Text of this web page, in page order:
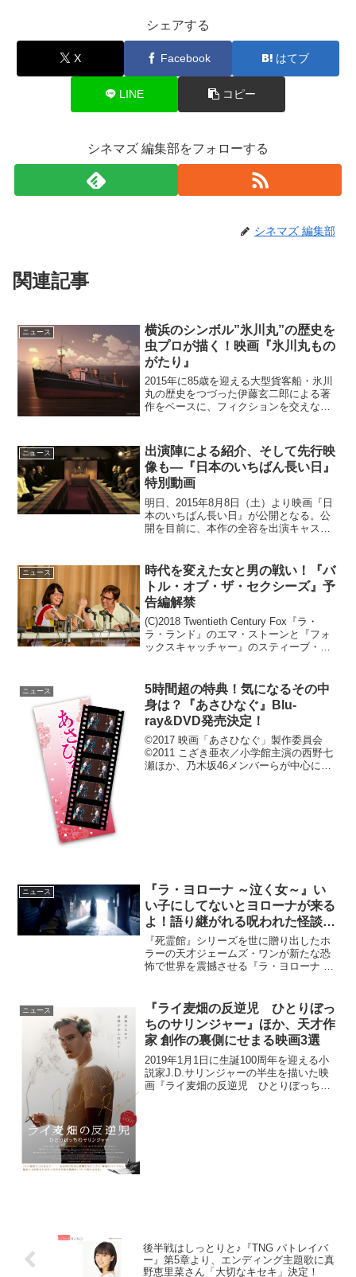
シェアする
X Facebook はてブ
LINE コピー
シネマズ 編集部をフォローする
シネマズ 編集部
関連記事
ニュース
横浜のシンボル”氷川丸”の歴史を
虫プロが描く！映画『氷川丸もの
がたり』
2015年に85歳を迎える大型貨客船・氷川
丸の歴史をつづった伊藤玄二郎による著
作をベースに、フィクションを交えなが
2015年8月より劇場公開されることが決定
した。虫プロが...
ニュース
出演陣による紹介、そして先行映
像も―『日本のいちばん長い日』
特別動画
明日、2015年8月8日（土）より映画『日
本のいちばん長い日』が公開となる。公
開を目前に、本作の全容を出演キャスト
収録されている。終戦70年を迎える今
年。その時、何があっ...
ニュース
時代を変えた女と男の戦い！『バ
トル・オブ・ザ・セクシーズ』予
告編解禁
(C)2018 Twentieth Century Fox『ラ・
ラ・ランド』のエマ・ストーンと『フォ
ックスキャッチャー』のスティーブ・カ
開。この度予告編が解禁とな...
ニュース
5時間超の特典！気になるその中
身は？『あさひなぐ』Blu-
ray&DVD発売決定！
©2017 映画「あさひなぐ」製作委員会
©2011 こざき亜衣／小学館主演の西野七
瀬ほか、乃木坂46メンバーらが中心に集
ニュース
『ラ・ヨローナ ～泣く女～』い
い子にしてないとヨローナが来る
よ！語り継がれる呪われた怪談と
は？
『死霊館』シリーズを世に贈り出したホ
ラーの天才ジェームズ・ワンが新たな恐
怖で世界を震撼させる『ラ・ヨローナ ～
談「ヨローナ」とは？「いい子にしてな
いと○○が来るよ！」...
ニュース
『ライ麦畑の反逆児 ひとりぼっ
ちのサリンジャー』ほか、天才作
家 創作の裏側にせまる映画3選
2019年1月1日に生誕100周年を迎える小
説家J.D.サリンジャーの半生を描いた映
画『ライ麦畑の反逆児 ひとりぼっちの
後半戦はしっとりと♪『TNG パトレイバ
ー』第5章より、エンディング主題歌に真
野恵里菜さん「大切なキセキ」決定！